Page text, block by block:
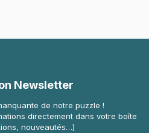
Newsletter
de notre puzzle !
directement dans votre boîte
nouveautés…)